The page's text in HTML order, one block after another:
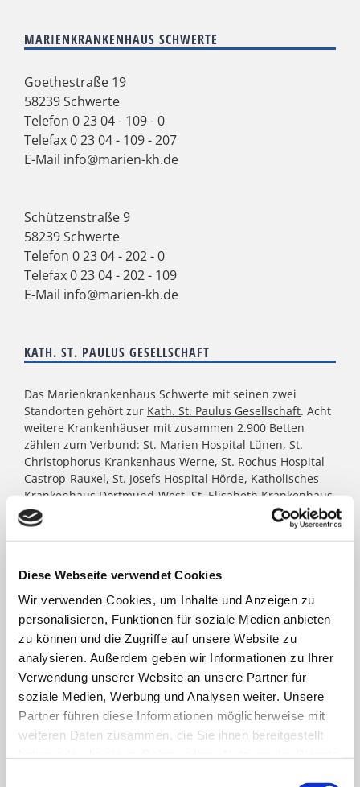
Diese Webseite verwendet Cookies
Wir verwenden Cookies, um Inhalte und Anzeigen zu
personalisieren, Funktionen für soziale Medien anbieten
zu können und die Zugriffe auf unsere Website zu
analysieren. Außerdem geben wir Informationen zu Ihrer
Verwendung unserer Website an unsere Partner für
soziale Medien, Werbung und Analysen weiter. Unsere
Partner führen diese Informationen möglicherweise mit
weiteren Daten zusammen, die Sie ihnen bereitgestellt
MARIENKRANKENHAUS SCHWERTE
Goethestraße 19
58239 Schwerte
Telefon 0 23 04 - 109 - 0
Telefax 0 23 04 - 109 - 207
E-Mail info@marien-kh.de
Schützenstraße 9
58239 Schwerte
Telefon 0 23 04 - 202 - 0
Telefax 0 23 04 - 202 - 109
E-Mail info@marien-kh.de
KATH. ST. PAULUS GESELLSCHAFT
Das Marienkrankenhaus Schwerte mit seinen zwei
Standorten gehört zur Kath. St. Paulus Gesellschaft. Acht
weitere Krankenhäuser mit zusammen 2.900 Betten
zählen zum Verbund: St. Marien Hospital Lünen, St.
Christophorus Krankenhaus Werne, St. Rochus Hospital
Castrop-Rauxel, St. Josefs Hospital Hörde, Katholisches
Krankenhaus Dortmund-West, St. Elisabeth Krankenhaus
Dortmund-Kurl, Marien Hospital Dortmund-Hombruch
sowie für das St. Johannes Hospital im Zentrum von
Dortmund. Darüber hinaus agieren unter dem Paulus-
Kath. St. Paulus Gesellschaft zählt zu den größten
katholischen Trägern in Nordrhein- Westfalen; rund
8.500 Menschen arbeiten für das Wohl der ihnen
anvertrauten Patient:innen, Bewohner:innen, Kinder und
Jugendlichen.
FACHBEREICHE
Klinik für Allgemein-, Viszeral- und minimal-